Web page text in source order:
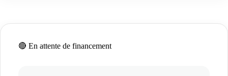
🔴 En attente de financement